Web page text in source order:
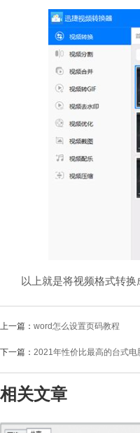
以上就是将视频格式转换
上一篇： word怎么设置页码教程
下一篇： 2021年性价比最高的台式电
相关文章